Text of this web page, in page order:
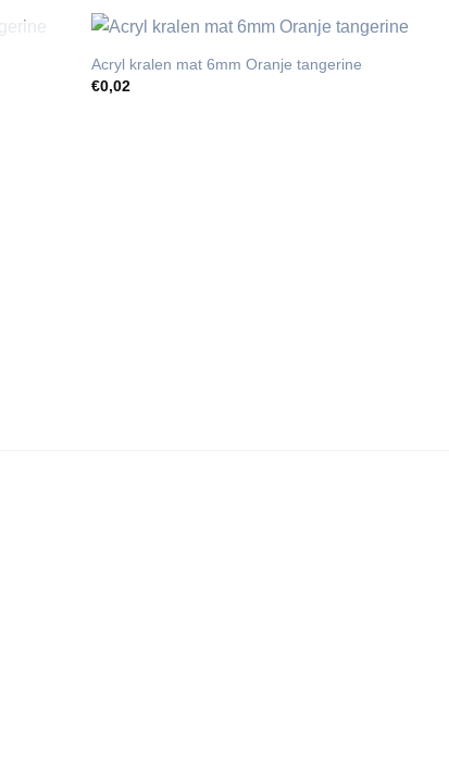
Acryl kralen mat 6mm Oranje tangerine
€0,02